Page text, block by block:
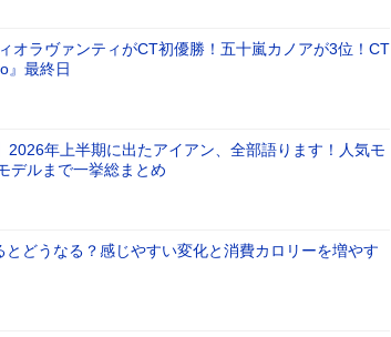
オラヴァンティがCT初優勝！五十嵐カノアが3位！CT
』最終日
2026年上半期に出たアイアン、全部語ります！人気モ
デルまで一挙総まとめ
どうなる？感じやすい変化と消費カロリーを増やす